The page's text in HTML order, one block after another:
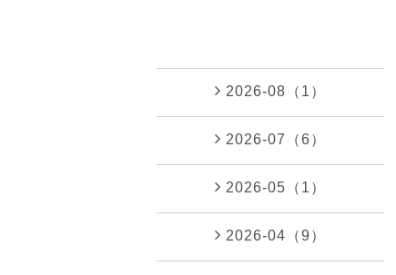
2026-08（1）
2026-07（6）
2026-05（1）
2026-04（9）